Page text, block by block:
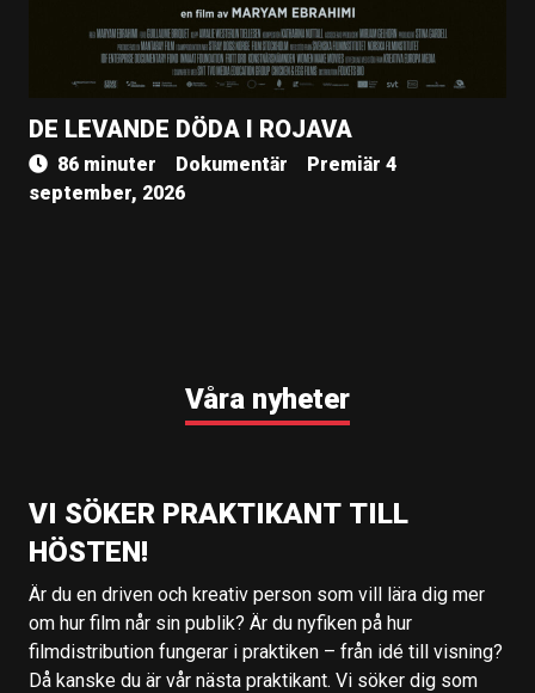
DE LEVANDE DÖDA I ROJAVA
86 minuter Dokumentär
Premiär 4
september, 2026
Våra nyheter
VI SÖKER PRAKTIKANT TILL
HÖSTEN!
Är du en driven och kreativ person som vill lära dig mer
om hur film når sin publik? Är du nyfiken på hur
filmdistribution fungerar i praktiken – från idé till visning?
Då kanske du är vår nästa praktikant. Vi söker dig som